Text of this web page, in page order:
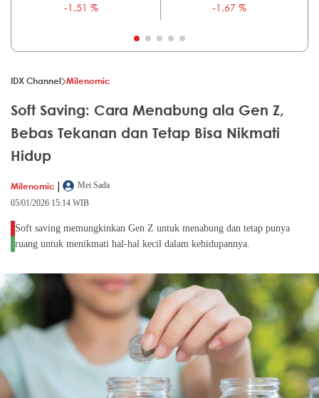
-1.51 %
-1.67 %
IDX Channel Milenomic
Soft Saving: Cara Menabung ala Gen Z,
Bebas Tekanan dan Tetap Bisa Nikmati
Hidup
Milenomic |
Mei Sada
05/01/2026 15:14 WIB
Soft saving memungkinkan Gen Z untuk menabung dan tetap punya
ruang untuk menikmati hal-hal kecil dalam kehidupannya.